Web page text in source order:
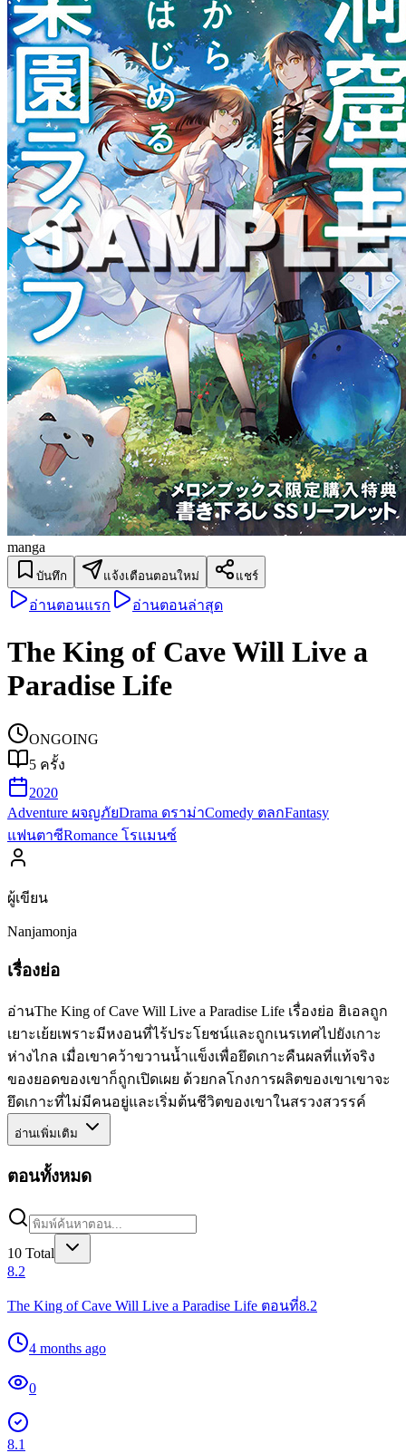
manga
บันทึก แจ้งเตือนตอนใหม่ แชร์
อ่านตอนแรก อ่านตอนล่าสุด
The King of Cave Will Live a
Paradise Life
ONGOING
5 ครั้ง
2020
Adventure ผจญภัยDrama ดราม่าComedy ตลกFantasy
แฟนตาซีRomance โรแมนซ์
ผู้เขียน
Nanjamonja
เรื่องย่อ
อ่านThe King of Cave Will Live a Paradise Life เรื่องย่อ ฮิเอลถูก
เยาะเย้ยเพราะมีหงอนที่ไร้ประโยชน์และถูกเนรเทศไปยังเกาะ
ห่างไกล เมื่อเขาคว้าขวานน้ำแข็งเพื่อยึดเกาะคืนผลที่แท้จริง
ของยอดของเขาก็ถูกเปิดเผย ด้วยกลโกงการผลิตของเขาเขาจะ
ยึดเกาะที่ไม่มีคนอยู่และเริ่มต้นชีวิตของเขาในสรวงสวรรค์
อ่านเพิ่มเติม
ตอนทั้งหมด
10 Total
8.2
The King of Cave Will Live a Paradise Life ตอนที่8.2
4 months ago
0
8.1